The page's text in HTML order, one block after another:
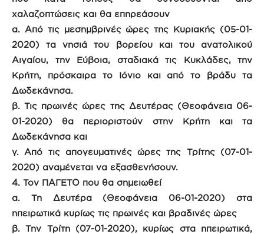
χαλαζοπτώσεις και θα επηρεάσουν
α. Από τις μεσημβρινές ώρες της Κυριακής (05-01-
2020) τα νησιά του βορείου και του ανατολικού
Αιγαίου, την Εύβοια, σταδιακά τις Κυκλάδες, την
Κρήτη, πρόσκαιρα το Ιόνιο και από το βράδυ τα
Δωδεκάνησα.
β. Τις πρωινές ώρες της Δευτέρας (Θεοφάνεια 06-
01-2020) θα περιοριστούν στην Κρήτη και τα
Δωδεκάνησα και
γ. Από τις απογευματινές ώρες της Τρίτης (07-01-
2020) αναμένεται να εξασθενήσουν.
4. Τον ΠΑΓΕΤΟ που θα σημειωθεί
α. Τη Δευτέρα (Θεοφάνεια 06-01-2020) στα
ηπειρωτικά κυρίως τις πρωινές και βραδινές ώρες
β. Την Τρίτη (07-01-2020), κυρίως στα ηπειρωτικά,